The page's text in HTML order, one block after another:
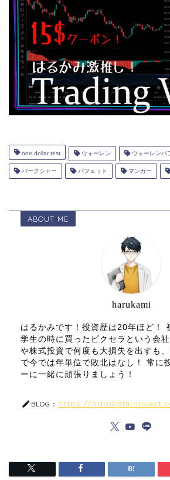
one dollar test ウォーレン ウォーレンバ
バークシャー バフェット マンガー
ABOUT ME
harukami
はるかみです！投資歴は20年ほど！
学生の時に買ったピクセラという会
や株式投資で何度も大損失を出すも
で今では年単位で敗北はなし！ 常に
ーに一緒に頑張りましょう！
BLOG： https://harukami-